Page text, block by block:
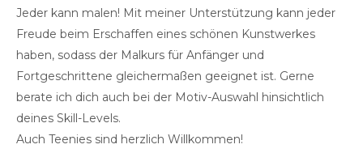
Jeder kann malen! Mit meiner Unterstützung kann jeder
Freude beim Erschaffen eines schönen Kunstwerkes
haben, sodass der Malkurs für Anfänger und
Fortgeschrittene gleichermaßen geeignet ist. Gerne
berate ich dich auch bei der Motiv-Auswahl hinsichtlich
deines Skill-Levels.
Auch Teenies sind herzlich Willkommen!